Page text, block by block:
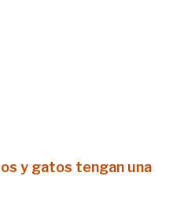
y gatos tengan una